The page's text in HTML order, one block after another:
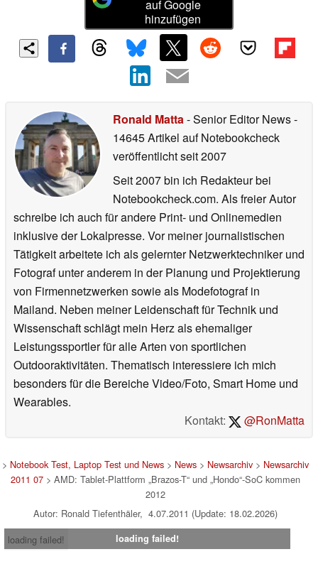
auf Google
hinzufügen
Ronald Matta- Senior Editor News-
14645 Artikel auf Notebookcheck
veröffentlichtseit 2007
Seit 2007 bin ich Redakteur bei
Notebookcheck.com. Als freier Autor
schreibe ich auch für andere Print- und Onlinemedien
inklusive der Lokalpresse. Vor meiner journalistischen
Tätigkeit arbeitete ich als gelernter Netzwerktechniker und
Fotograf unter anderem in der Planung und Projektierung
von Firmennetzwerken sowie als Modefotograf in
Mailand. Neben meiner Leidenschaft für Technik und
Wissenschaft schlägt mein Herz als ehemaliger
Leistungssportler für alle Arten von sportlichen
Outdooraktivitäten. Thematisch interessiere ich mich
besonders für die Bereiche Video/Foto, Smart Home und
Wearables.
Kontakt:
@RonMatta
> Notebook Test, Laptop Test und News > News > Newsarchiv > Newsarchiv
2011 07 > AMD: Tablet-Plattform „Brazos-T“ und „Hondo“-SoC kommen
2012
Autor: Ronald Tiefenthäler, 4.07.2011 (Update: 18.02.2026)
loading failed!
loading failed!